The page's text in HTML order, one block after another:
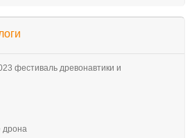
фестиваль древонавтики и
дрона